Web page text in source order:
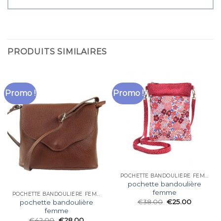
PRODUITS SIMILAIRES
Promo !
POCHETTE BANDOULIÈRE FEMME
pochette bandoulière
femme
Promo !
pochette bandoulière
femme
€38.00 €25.00